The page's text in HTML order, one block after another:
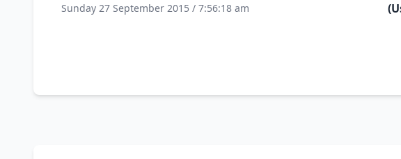
Sunday 27 September 2015 / 7:56:18 am